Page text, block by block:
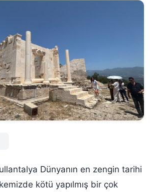
Dünyanın en zengin tarihi
kötü yapılmış bir çok